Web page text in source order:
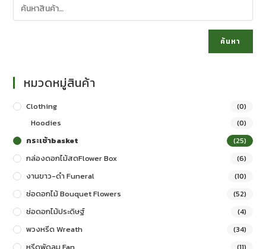
ค้นหา
หมวดหมู่สินค้า
Clothing (0)
Hoodies (0)
กระเช้าbasket (25)
กล่องดอกไม้สดFlower Box (6)
งานขาว-ดำ Funeral (10)
ช่อดอกไม้ Bouquet Flowers (52)
ช่อดอกไม้ประดิษฐ์ (4)
พวงหรีด Wreath (34)
หรีดพัดลม Fan